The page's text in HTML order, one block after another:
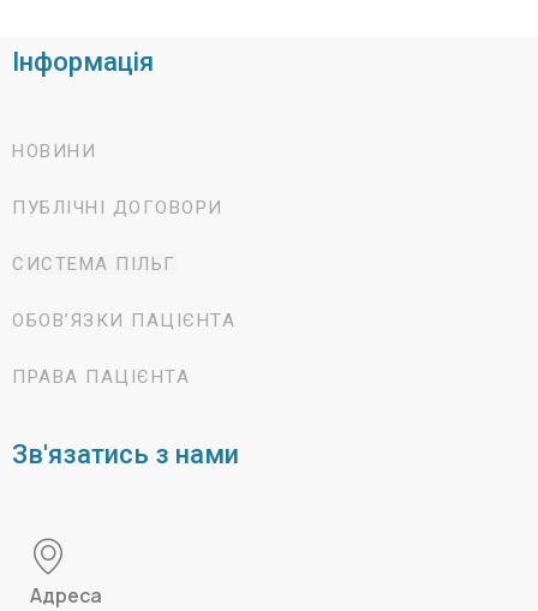
Інформація
НОВИНИ
ПУБЛІЧНІ ДОГОВОРИ
СИСТЕМА ПІЛЬГ
ОБОВ’ЯЗКИ ПАЦІЄНТА
ПРАВА ПАЦІЄНТА
Зв'язатись з нами
Адреса